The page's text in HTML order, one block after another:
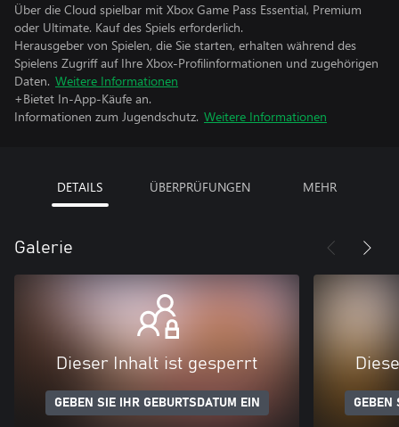
Über die Cloud spielbar mit Xbox Game Pass Essential, Premium
oder Ultimate. Kauf des Spiels erforderlich.
Herausgeber von Spielen, die Sie starten, erhalten während des
Spielens Zugriff auf Ihre Xbox-Profilinformationen und zugehörigen
Daten. Weitere Informationen
+Bietet In-App-Käufe an.
Informationen zum Jugendschutz. Weitere Informationen
DETAILS ÜBERPRÜFUNGEN MEHR
Galerie
Dieser Inhalt ist gesperrt
GEBEN SIE IHR GEBURTSDATUM EIN GEBEN